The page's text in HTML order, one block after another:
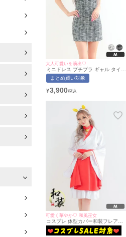
大人可愛いを演出♡
ミニドレス プチプラ ギャル タイト
ツイード 低身長 ビジュー リボン ブ
ラック 韓国風 キャバドレス
応) | myMinette/マイミネット
まとめ買い対象
¥3,900
可愛く華やか♡ 和風巫女
コスプレ 体型カバー和装フレアス
カート巫女アニマル [5点セット] (ト
ップス/スカート/カチューシャ/チョ